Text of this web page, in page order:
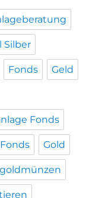
Silber
Fonds Geld
Fonds
Gold
goldmünzen